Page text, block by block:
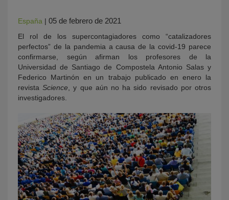
España | 05 de febrero de 2021
El rol de los supercontagiadores como “catalizadores
perfectos” de la pandemia a causa de la covid-19 parece
confirmarse, según afirman los profesores de la
Universidad de Santiago de Compostela Antonio Salas y
Federico Martinón en un trabajo publicado en enero la
revistaScience , y que aún no ha sido revisado por otros
investigadores.